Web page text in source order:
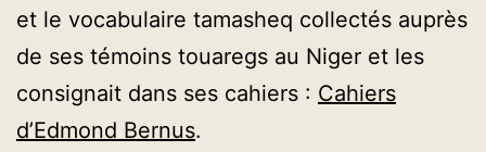
et le vocabulaire tamasheq collectés auprès
de ses témoins touaregs au Niger et les
consignait dans ses cahiers : Cahiers
d’Edmond Bernus.